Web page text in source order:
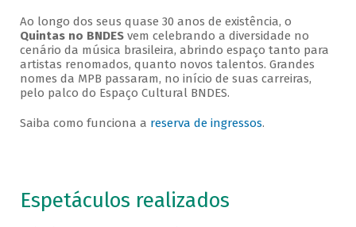
Ao longo dos seus quase 30 anos de existência, o
Quintas no BNDESvem celebrando a diversidade no
cenário da música brasileira, abrindo espaço tanto para
artistas renomados, quanto novos talentos. Grandes
nomes da MPB passaram, no início de suas carreiras,
pelo palco do Espaço Cultural BNDES.
Saiba como funciona a reserva de ingressos.
Espetáculos realizados